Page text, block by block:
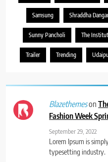
Samsung Shraddha
Sunny Pancholi The
Trailer Trending
Blazethemeson
Fashion Week
September 29, 2022
Lorem Ipsum is
typesetting industry.